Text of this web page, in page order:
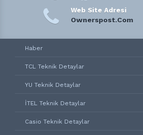
Web Site Adresi
Ownerspost.Com
Haber
TCL Teknik Detaylar
YU Teknik Detaylar
İTEL Teknik Detaylar
Casio Teknik Detaylar